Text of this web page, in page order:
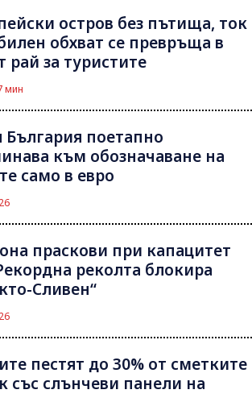
остров без пътища, ток
обхват се превръща в
рай за туристите
мин
поетапно
към обозначаване на
само в евро
праскови при капацитет
реколта блокира
Сливен“
пестят до 30% от сметките
със слънчеви панели на